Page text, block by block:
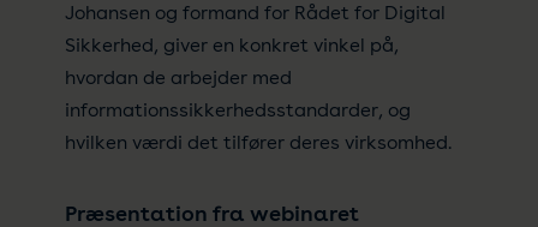
Johansen og formand for Rådet for Digital
Sikkerhed, giver en konkret vinkel på,
hvordan de arbejder med
informationssikkerhedsstandarder, og
hvilken værdi det tilfører deres virksomhed.
Præsentation fra webinaret